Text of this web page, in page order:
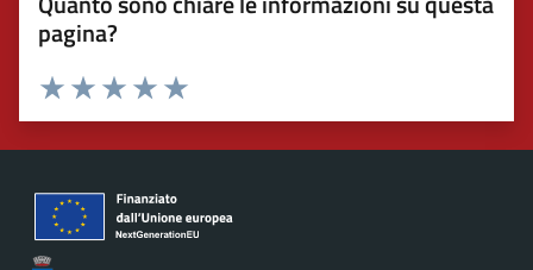
pagina?
Valuta 5 stelle su 5
Valuta 4 stelle su 5
Valuta 3 stelle su 5
Valuta 2 stelle su 5
Valuta 1 stelle su 5